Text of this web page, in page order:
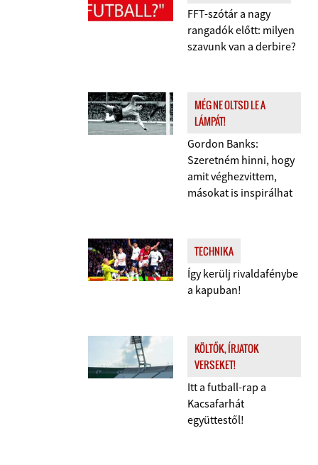
FFT-szótár a nagy
rangadók előtt: milyen
szavunk van a derbire?
MÉG NE OLTSD LE A
LÁMPÁT!
Gordon Banks:
Szeretném hinni, hogy
amit véghezvittem,
másokat is inspirálhat
TECHNIKA
Így kerülj rivaldafénybe
a kapuban!
KÖLTŐK, ÍRJATOK
VERSEKET!
Itt a futball-rap a
Kacsafarhát
együttestől!